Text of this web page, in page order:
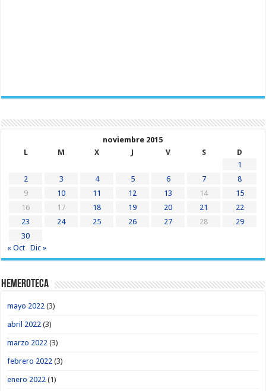
noviembre 2015
L
M X J V S
D
1
2
3 4 5 6 7
8
9
10 11 12 13 14
15
16
17 18 19 20 21
22
23
24 25 26 27 28
29
30
« Oct
Dic »
Hemeroteca
mayo 2022 (3)
abril 2022 (3)
marzo 2022 (3)
febrero 2022 (3)
enero 2022 (1)